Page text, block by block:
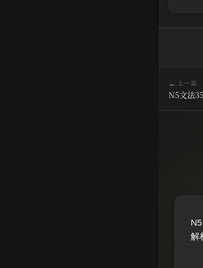
← 上一篇
N5文法
解